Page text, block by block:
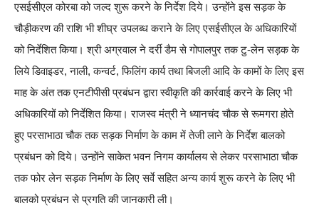
एसईसीएल कोरबा को जल्द शुरू करने के निर्देश दिये। उन्होंने इस सड़क के
चौड़ीकरण की राशि भी शीघ्र उपलब्ध कराने के लिए एसईसीएल के अधिकारियों
को निर्देशित किया। श्री अग्रवाल ने दर्री डैम से गोपालपुर तक टु-लेन सड़क के
लिये डिवाइडर, नाली, कन्वर्ट, फिलिंग कार्य तथा बिजली आदि के कामों के लिए इस
माह के अंत तक एनटीपीसी प्रबंधन द्वारा स्वीकृति की कार्रवाई करने के लिए भी
अधिकारियों को निर्देशित किया। राजस्व मंत्री ने ध्यानचंद चौक से रूमगरा होते
हुए परसाभाठा चौक तक सड़क निर्माण के काम में तेजी लाने के निर्देश बालको
प्रबंधन को दिये। उन्होंने साकेत भवन निगम कार्यालय से लेकर परसाभाठा चौक
तक फोर लेन सड़क निर्माण के लिए सर्वे सहित अन्य कार्य शुरू करने के लिए भी
बालको प्रबंधन से प्रगति की जानकारी ली।